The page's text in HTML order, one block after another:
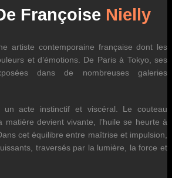
Françoise Nielly
artiste contemporaine française dont les
et d’émotions. De Paris à Tokyo, ses
dans de nombreuses galeries
un acte instinctif et viscéral. Le couteau
matière devient vivante, l’huile se heurte à
cet équilibre entre maîtrise et impulsion,
traversés par la lumière, la force et